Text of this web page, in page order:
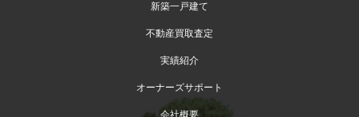
新築一戸建て
不動産買取査定
実績紹介
オーナーズサポート
会社概要